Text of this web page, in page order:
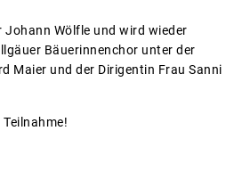
Johann Wölfle und wird wieder
Bäuerinnenchor unter der
Maier und der Dirigentin Frau Sanni